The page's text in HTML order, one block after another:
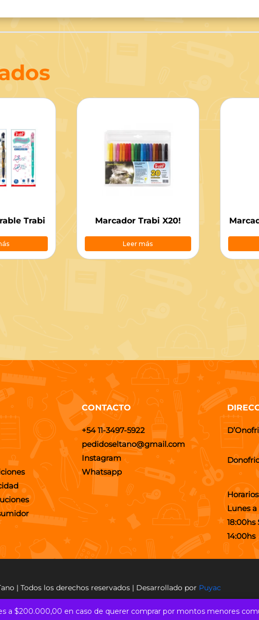
a $200.000,00 en caso de querer comprar por montos menores
Trabi Marcador Trabi X20!
Leer más
CONTACTO
+54 11-3497-5922
pedidoseltano@gmail.com
Instagram
Whatsapp
Lunes
18:00hs
14:00hs
| Todos los derechos reservados | Desarrollado por Puyac